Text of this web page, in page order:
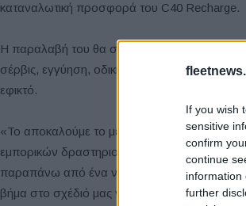
If you wish
sensitive
confirm
continue
information
further
καταναλωτική προσφορά του C40 Recharge.
Η παραλαβή του θα συνοδεύεται από μια
σέρβις, εγγύηση, οδική βοήθεια, καθώς και
εφικτό.
«Το αποκαλούμε το μέλλον της Volvo»,
εμπορικών δραστηριοτήτων της
Volvo Cars
παραπάνω από ένα νέο αυτοκίνητο. Είναι το
βήμα στο σχέδιό μας να καταστούμε